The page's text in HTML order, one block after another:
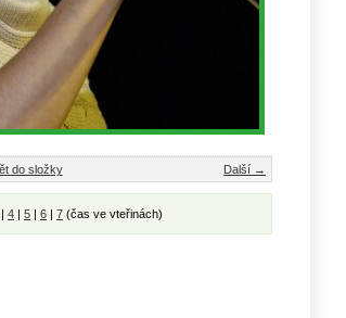
Další →
do složky
| 4 | 5 | 6 | 7 (čas ve vteřinách)